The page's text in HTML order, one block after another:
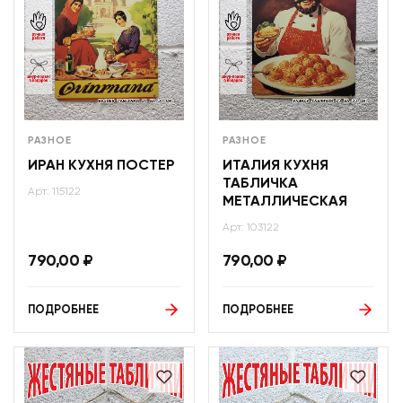
РАЗНОЕ
ИРАН КУХНЯ ПОСТЕР
Арт: 115122
790,00 ₽
ПОДРОБНЕЕ
РАЗНОЕ
ИТАЛИЯ КУХНЯ
ТАБЛИЧКА
МЕТАЛЛИЧЕСКАЯ
Арт: 103122
790,00 ₽
ПОДРОБНЕЕ